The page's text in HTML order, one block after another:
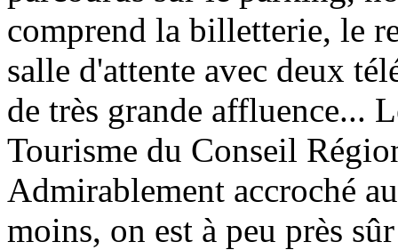
comprend la billetterie, le
salle d'attente avec deux
de très grande affluence...
Tourisme du Conseil
Admirablement accroché
moins, on est à peu près